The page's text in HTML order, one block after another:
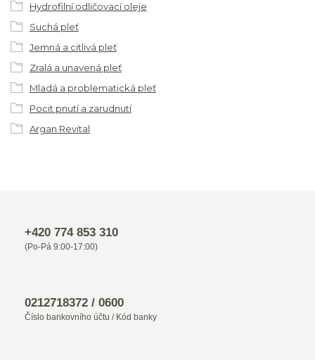
Hydrofilní odličovací oleje
Suchá pleť
Jemná a citlivá pleť
Zralá a unavená pleť
Mladá a problematická pleť
Pocit pnutí a zarudnutí
Argan Revital
+420 774 853 310
(Po-Pá 9:00-17:00)
0212718372 / 0600
Číslo bankovního účtu / Kód banky